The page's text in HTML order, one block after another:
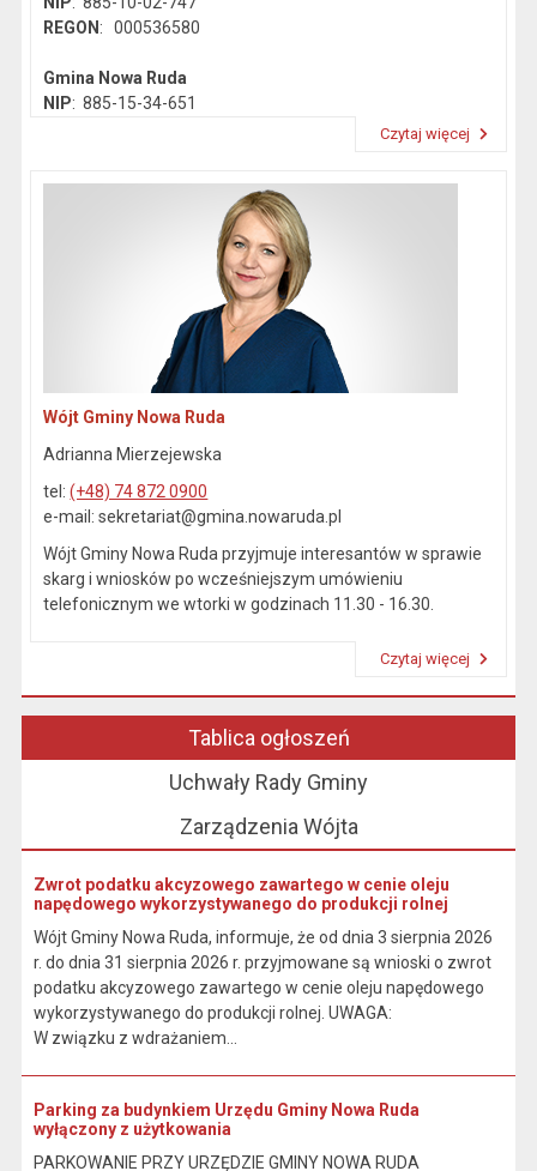
REGON : 000536580
Gmina Nowa Ruda
NIP: 885-15-34-651
Czytaj więcej
Wójt Gminy Nowa Ruda
Adrianna Mierzejewska
tel:(+48) 74 872 0900
e-mail: sekretariat@gmina.nowaruda.pl
Wójt Gminy Nowa Ruda przyjmuje interesantów w sprawie
skarg i wniosków po wcześniejszym umówieniu
telefonicznym we wtorki w godzinach 11.30 - 16.30.
Czytaj więcej
Tablica ogłoszeń
Uchwały Rady Gminy
Zarządzenia Wójta
Zwrot podatku akcyzowego zawartego w cenie oleju
napędowego wykorzystywanego do produkcji rolnej
Wójt Gminy Nowa Ruda, informuje, że od dnia 3 sierpnia 2026
r. do dnia 31 sierpnia 2026 r. przyjmowane są wnioski o zwrot
podatku akcyzowego zawartego w cenie oleju napędowego
wykorzystywanego do produkcji rolnej. UWAGA:
W związku z wdrażaniem...
Parking za budynkiem Urzędu Gminy Nowa Ruda
wyłączony z użytkowania
PARKOWANIE PRZY URZĘDZIE GMINY NOWA RUDA